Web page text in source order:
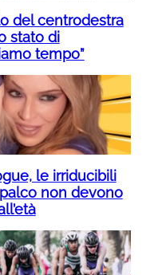
del centrodestra
stato di
tempo”
le irriducibili
non devono